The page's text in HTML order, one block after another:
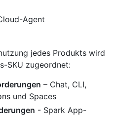
Agent
jedes Produkts wird
SKU zugeordnet:
– Chat, CLI,
und Spaces
- Spark App-